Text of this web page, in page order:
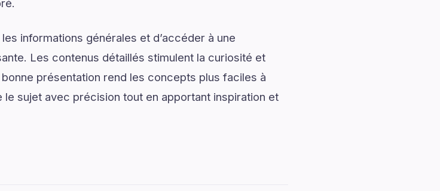
informations générales et d’accéder à une
Les contenus détaillés stimulent la curiosité et
présentation rend les concepts plus faciles à
sujet avec précision tout en apportant inspiration et